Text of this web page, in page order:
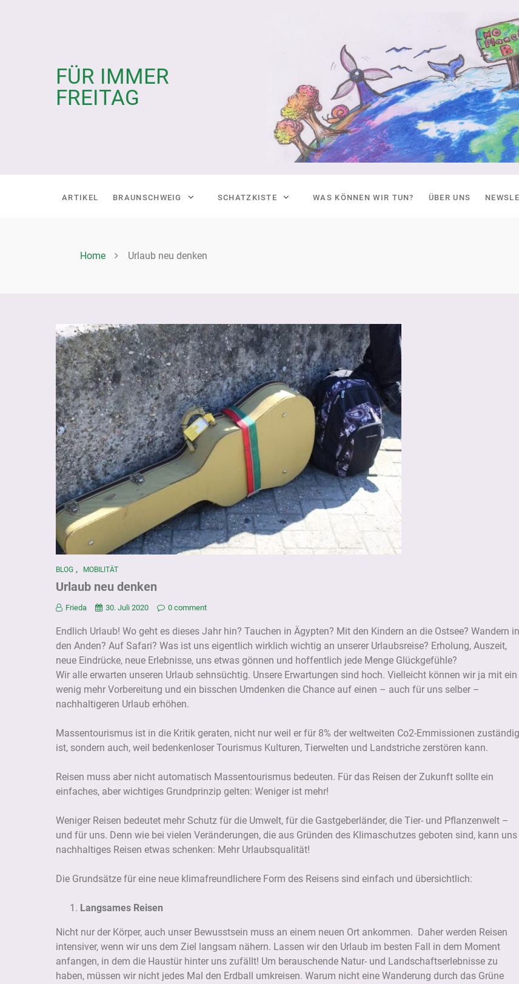
FÜR IMMER
FREITAG
ARTIKEL BRAUNSCHWEIG SCHATZKISTE WAS KÖNNEN WIR TUN? ÜBER UNS
Home Urlaub neu denken
BLOG , MOBILITÄT
Urlaub neu denken
Frieda 30. Juli 2020 0 comment
Endlich Urlaub! Wo geht es dieses Jahr hin? Tauchen in Ägypten? Mit den Kindern an die Ostsee? Wandern in
den Anden? Auf Safari? Was ist uns eigentlich wirklich wichtig an unserer Urlaubsreise? Erholung, Auszeit,
neue Eindrücke, neue Erlebnisse, uns etwas gönnen und hoffentlich jede Menge Glückgefühle?
Wir alle erwarten unseren Urlaub sehnsüchtig. Unsere Erwartungen sind hoch. Vielleicht können wir ja mit ein
wenig mehr Vorbereitung und ein bisschen Umdenken die Chance auf einen – auch für uns selber –
nachhaltigeren Urlaub erhöhen.
Massentourismus ist in die Kritik geraten, nicht nur weil er für 8% der weltweiten Co2-Emmissionen zuständig
ist, sondern auch, weil bedenkenloser Tourismus Kulturen, Tierwelten und Landstriche zerstören kann.
Reisen muss aber nicht automatisch Massentourismus bedeuten. Für das Reisen der Zukunft sollte ein
einfaches, aber wichtiges Grundprinzip gelten: Weniger ist mehr!
Weniger Reisen bedeutet mehr Schutz für die Umwelt, für die Gastgeberländer, die Tier- und Pflanzenwelt –
und für uns. Denn wie bei vielen Veränderungen, die aus Gründen des Klimaschutzes geboten sind, kann uns
nachhaltiges Reisen etwas schenken: Mehr Urlaubsqualität!
Die Grundsätze für eine neue klimafreundlichere Form des Reisens sind einfach und übersichtlich:
Langsames Reisen
Nicht nur der Körper, auch unser Bewusstsein muss an einem neuen Ort ankommen. Daher werden Reisen
intensiver, wenn wir uns dem Ziel langsam nähern. Lassen wir den Urlaub im besten Fall in dem Moment
anfangen, in dem die Haustür hinter uns zufällt! Um berauschende Natur- und Landschaftserlebnisse zu
haben, müssen wir nicht jedes Mal den Erdball umkreisen. Warum nicht eine Wanderung durch das Grüne